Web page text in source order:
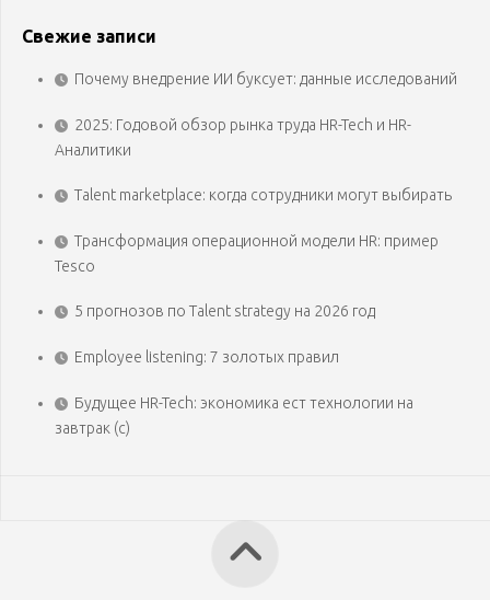
Свежие записи
Почему внедрение ИИ буксует: данные исследований
2025: Годовой обзор рынка труда HR-Tech и HR-
Аналитики
Talent marketplace: когда сотрудники могут выбирать
Трансформация операционной модели HR: пример
Tesco
5 прогнозов по Talent strategy на 2026 год
Employee listening: 7 золотых правил
Будущее HR-Tech: экономика ест технологии на
завтрак (с)